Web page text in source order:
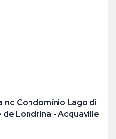
no Condomínio Lago di
de Londrina - Acquaville